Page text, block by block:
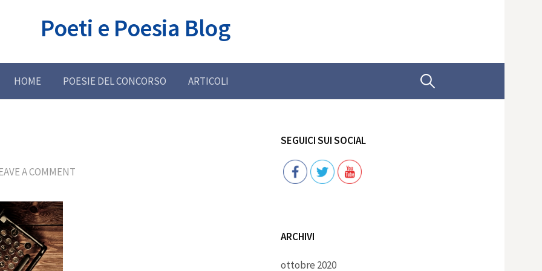
Poeti e Poesia Blog
HOME POESIE DEL CONCORSO ARTICOLI Ricerca
A COMMENT
SEGUICI SUI SOCIAL
Follow
ARCHIVI
ottobre 2020